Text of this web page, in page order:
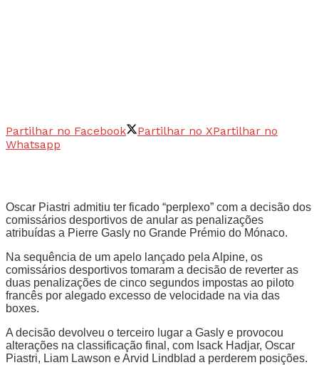
Partilhar no Facebook Partilhar no XPartilhar no
Whatsapp
Oscar Piastri admitiu ter ficado “perplexo” com a decisão dos
comissários desportivos de anular as penalizações
atribuídas a Pierre Gasly no Grande Prémio do Mónaco.
Na sequência de um apelo lançado pela Alpine, os
comissários desportivos tomaram a decisão de reverter as
duas penalizações de cinco segundos impostas ao piloto
francês por alegado excesso de velocidade na via das
boxes.
A decisão devolveu o terceiro lugar a Gasly e provocou
alterações na classificação final, com Isack Hadjar, Oscar
Piastri, Liam Lawson e Arvid Lindblad a perderem posições.